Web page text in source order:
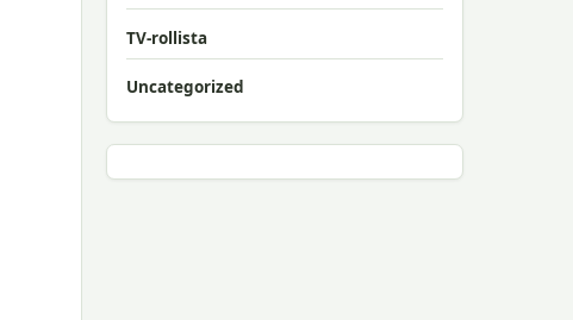
TV-rollista
Uncategorized